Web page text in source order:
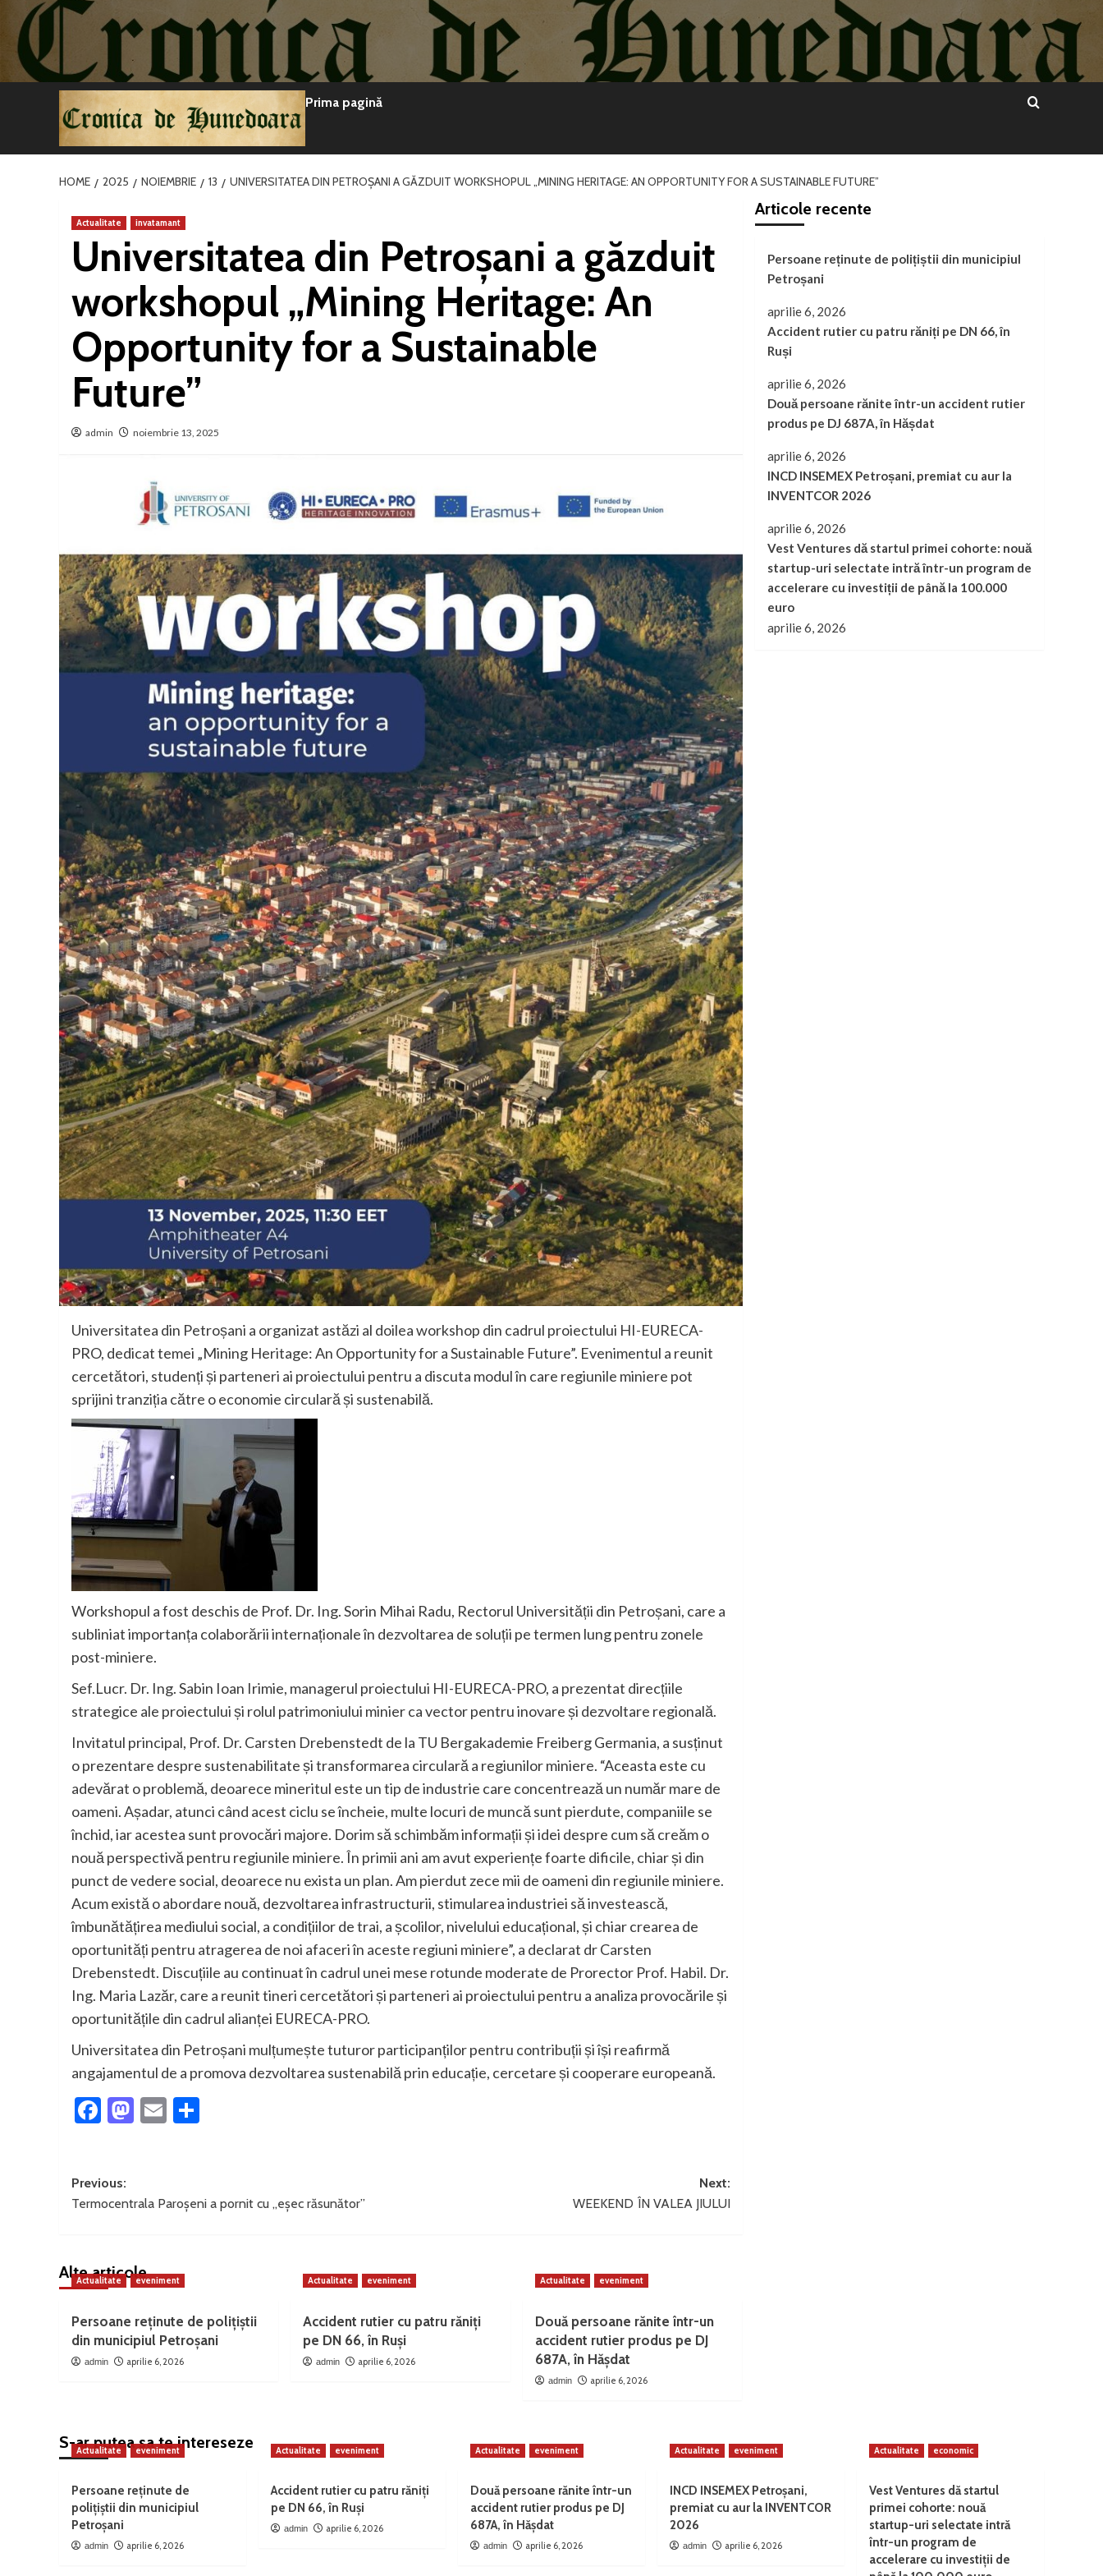
conținut
Prima pagină
HOME 2025 NOIEMBRIE 13 UNIVERSITATEA DIN PETROȘANI A GĂZDUIT WORKSHOPUL „MINING HERITAGE: AN OPPORTUNITY FOR A SUSTAINABLE FUTURE”
Actualitate invatamant
Universitatea din Petroșani a găzduit
workshopul „Mining Heritage: An
Opportunity for a Sustainable
Future”
admin noiembrie 13, 2025
Universitatea din Petroșani a organizat astăzi al doilea workshop din cadrul proiectului HI-EURECA-
PRO, dedicat temei „Mining Heritage: An Opportunity for a Sustainable Future”. Evenimentul a reunit
cercetători, studenți și parteneri ai proiectului pentru a discuta modul în care regiunile miniere pot
sprijini tranziția către o economie circulară și sustenabilă.
Workshopul a fost deschis de Prof. Dr. Ing. Sorin Mihai Radu, Rectorul Universității din Petroșani, care a
subliniat importanța colaborării internaționale în dezvoltarea de soluții pe termen lung pentru zonele
post-miniere.
Sef.Lucr. Dr. Ing. Sabin Ioan Irimie, managerul proiectului HI-EURECA-PRO, a prezentat direcțiile
strategice ale proiectului și rolul patrimoniului minier ca vector pentru inovare și dezvoltare regională.
Invitatul principal, Prof. Dr. Carsten Drebenstedt de la TU Bergakademie Freiberg Germania, a susținut
o prezentare despre sustenabilitate și transformarea circulară a regiunilor miniere. “Aceasta este cu
adevărat o problemă, deoarece mineritul este un tip de industrie care concentrează un număr mare de
oameni. Așadar, atunci când acest ciclu se încheie, multe locuri de muncă sunt pierdute, companiile se
închid, iar acestea sunt provocări majore. Dorim să schimbăm informații și idei despre cum să creăm o
nouă perspectivă pentru regiunile miniere. În primii ani am avut experiențe foarte dificile, chiar și din
punct de vedere social, deoarece nu exista un plan. Am pierdut zece mii de oameni din regiunile miniere.
Acum există o abordare nouă, dezvoltarea infrastructurii, stimularea industriei să investească,
îmbunătățirea mediului social, a condițiilor de trai, a școlilor, nivelului educațional, și chiar crearea de
oportunități pentru atragerea de noi afaceri în aceste regiuni miniere”, a declarat dr Carsten
Drebenstedt. Discuțiile au continuat în cadrul unei mese rotunde moderate de Prorector Prof. Habil. Dr.
Ing. Maria Lazăr, care a reunit tineri cercetători și parteneri ai proiectului pentru a analiza provocările și
oportunitățile din cadrul alianței EURECA-PRO.
Universitatea din Petroșani mulțumește tuturor participanților pentru contribuții și își reafirmă
angajamentul de a promova dezvoltarea sustenabilă prin educație, cercetare și cooperare europeană.
Facebook
Mastodon
Email
Post
navigation
Previous:
Termocentrala Paroșeni a pornit cu „eșec răsunător”
Next:
WEEKEND ÎN VALEA JIULUI
Alte articole
Actualitate eveniment
Persoane reținute de polițiștii
din municipiul Petroșani
admin aprilie 6, 2026
Actualitate eveniment
Accident rutier cu patru răniți
pe DN 66, în Ruși
admin aprilie 6, 2026
Actualitate eveniment
Două persoane rănite într-un
accident rutier produs pe DJ
687A, în Hășdat
admin aprilie 6, 2026
Articole recente
Persoane reținute de polițiștii din municipiul
Petroșani
aprilie 6, 2026
Accident rutier cu patru răniți pe DN 66, în
Ruși
aprilie 6, 2026
Două persoane rănite într-un accident rutier
produs pe DJ 687A, în Hășdat
aprilie 6, 2026
INCD INSEMEX Petroșani, premiat cu aur la
INVENTCOR 2026
aprilie 6, 2026
Vest Ventures dă startul primei cohorte: nouă
startup-uri selectate intră într-un program de
accelerare cu investiții de până la 100.000
euro
aprilie 6, 2026
S-ar putea sa te intereseze
Actualitate eveniment
Persoane reținute de
polițiștii din municipiul
Petroșani
admin aprilie 6, 2026
Actualitate eveniment
Accident rutier cu patru răniți
pe DN 66, în Ruși
admin aprilie 6, 2026
Actualitate eveniment
Două persoane rănite într-un
accident rutier produs pe DJ
687A, în Hășdat
admin aprilie 6, 2026
Actualitate eveniment
INCD INSEMEX Petroșani,
premiat cu aur la INVENTCOR
2026
admin aprilie 6, 2026
Actualitate economic
Vest Ventures dă startul
primei cohorte: nouă
startup-uri selectate intră
într-un program de
accelerare cu investiții de